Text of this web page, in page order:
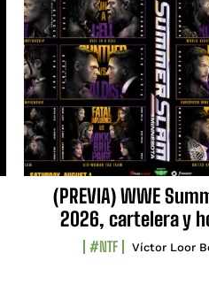
(PREVIA) WWE
2026, cartelera y
#NTF Víctor Loor